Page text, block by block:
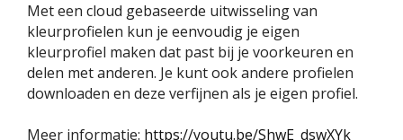
Met een cloud gebaseerde uitwisseling van
kleurprofielen kun je eenvoudig je eigen
kleurprofiel maken dat past bij je voorkeuren en
delen met anderen. Je kunt ook andere profielen
downloaden en deze verfijnen als je eigen profiel.
Meer informatie: https://youtu.be/ShwE_dswXYk